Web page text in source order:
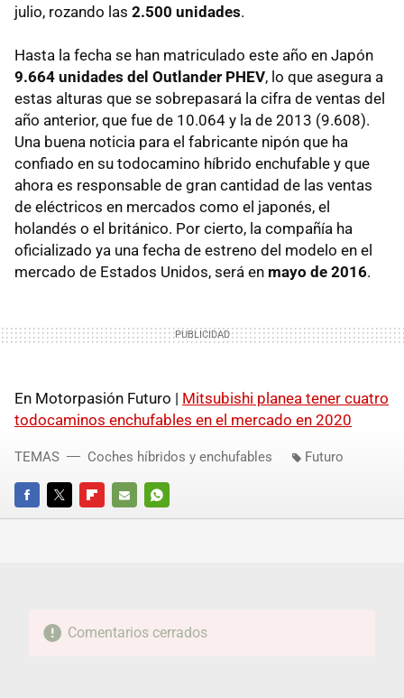
julio, rozando las 2.500 unidades.
Hasta la fecha se han matriculado este año en Japón
9.664 unidades del Outlander PHEV, lo que asegura a
estas alturas que se sobrepasará la cifra de ventas del
año anterior, que fue de 10.064 y la de 2013 (9.608).
Una buena noticia para el fabricante nipón que ha
confiado en su todocamino híbrido enchufable y que
ahora es responsable de gran cantidad de las ventas
de eléctricos en mercados como el japonés, el
holandés o el británico. Por cierto, la compañía ha
oficializado ya una fecha de estreno del modelo en el
mercado de Estados Unidos, será en mayo de 2016.
En Motorpasión Futuro | Mitsubishi planea tener cuatro
todocaminos enchufables en el mercado en 2020
FACEBOOKTWITTERFLIPBOARD
E-
WHATSAPP
TEMAS Coches híbridos y enchufables Futuro
Comentarios cerrados